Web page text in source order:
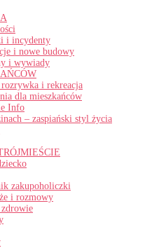
i incydenty
i nowe budowy
i wywiady
i rekreacja
dla mieszkańców
Info
– zaspiański styl życia
zakupoholiczki
i rozmowy